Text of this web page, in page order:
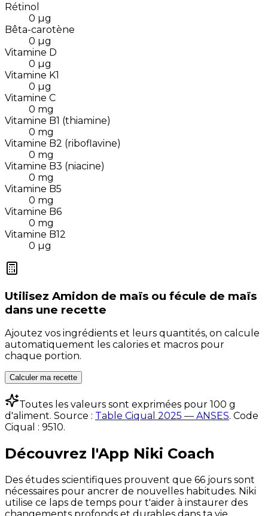
Rétinol
0 µg
Bêta-carotène
0 µg
Vitamine D
0 µg
Vitamine K1
0 µg
Vitamine C
0 mg
Vitamine B1 (thiamine)
0 mg
Vitamine B2 (riboflavine)
0 mg
Vitamine B3 (niacine)
0 mg
Vitamine B5
0 mg
Vitamine B6
0 mg
Vitamine B12
0 µg
Utilisez Amidon de maïs ou fécule de maïs
dans une recette
Ajoutez vos ingrédients et leurs quantités, on calcule
automatiquement les calories et macros pour
chaque portion.
Calculer ma recette
Toutes les valeurs sont exprimées pour 100 g
d'aliment. Source : Table Ciqual 2025 — ANSES. Code
Ciqual : 9510.
Découvrez l'App Niki Coach
Des études scientifiques prouvent que 66 jours sont
nécessaires pour ancrer de nouvelles habitudes. Niki
utilise ce laps de temps pour t'aider à instaurer des